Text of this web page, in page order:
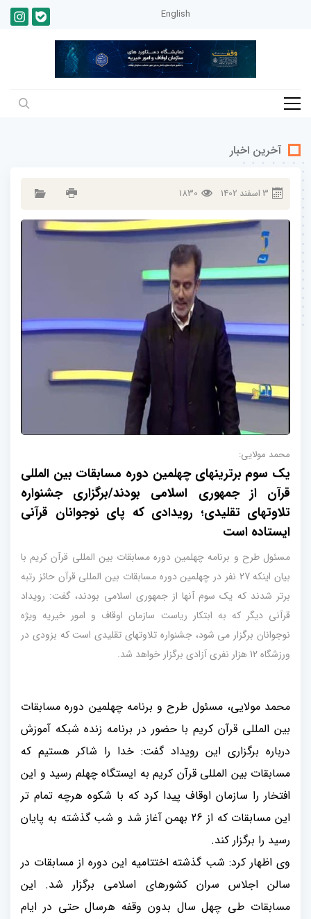
English
آخرین اخبار
3اسفند 1402
1830
محمد مولایی:
یک سوم برترینهای چهلمین دوره مسابقات بین المللی
قرآن از جمهوری اسلامی بودند/برگزاری جشنواره
تلاوتهای تقلیدی؛ رویدادی که پای نوجوانان قرآنی
ایستاده است
مسئول طرح و برنامه چهلمین دوره مسابقات بین المللی قرآن کریم با
بیان اینکه 27 نفر در چهلمین دوره مسابقات بین المللی قرآن حائز رتبه
برتر شدند که یک سوم آنها از جمهوری اسلامی بودند، گفت: رویداد
قرآنی دیگر که به ابتکار ریاست سازمان اوقاف و امور خیریه ویژه
نوجوانان برگزار می شود، جشنواره تلاوتهای تقلیدی است که بزودی در
ورزشگاه 12 هزار نفری آزادی برگزار خواهد شد.
محمد مولایی، مسئول طرح و برنامه چهلمین دوره مسابقات
بین المللی قرآن کریم با حضور در برنامه زنده شبکه آموزش
درباره برگزاری این رویداد گفت: خدا را شاکر هستیم که
مسابقات بین المللی قرآن کریم به ایستگاه چهلم رسید و این
افتخار را سازمان اوقاف پیدا کرد که با شکوه هرچه تمام تر
این مسابقات که از 26 بهمن آغاز شد و شب گذشته به پایان
رسید را برگزار کند.
وی اظهار کرد: شب گذشته اختتامیه این دوره از مسابقات در
سالن اجلاس سران کشورهای اسلامی برگزار شد. این
مسابقات طی چهل سال بدون وقفه هرسال حتی در ایام